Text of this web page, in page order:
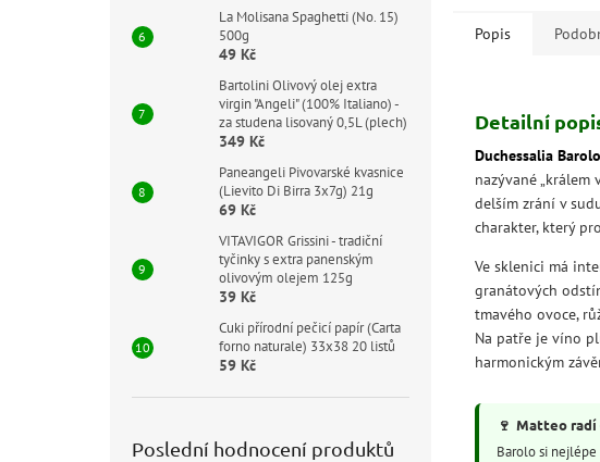
La Molisana Spaghetti (No. 15)
500g
49 Kč
Bartolini Olivový olej extra
virgin "Angeli" (100% Italiano) -
za studena lisovaný 0,5L (plech)
349 Kč
Paneangeli Pivovarské kvasnice
(Lievito Di Birra 3x7g) 21g
69 Kč
VITAVIGOR Grissini - tradiční
tyčinky s extra panenským
olivovým olejem 125g
39 Kč
Cuki přírodní pečicí papír (Carta
forno naturale) 33x38 20 listů
59 Kč
Poslední hodnocení produktů
Popis
Detailní
Duchessalia Barolo
nazývané
delším zrání v
charakter, který
Ve sklenici má
granátových
tmavého ovoce,
Na patře je víno
harmonickým
🍷 Matteo radí
Barolo si